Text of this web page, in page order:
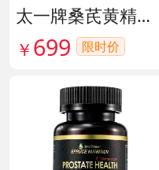
太一牌桑芪黄精胶囊 货号133159
￥ 699 限时价